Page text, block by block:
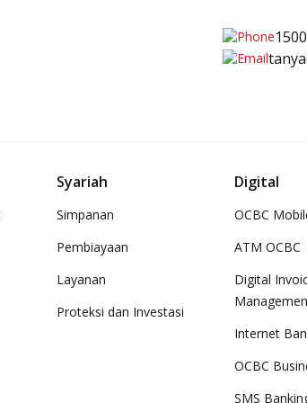
Syariah
Simpanan
Pembiayaan
Layanan
Proteksi dan Investasi
Digital
OCBC
ATM OCBC
Digital
Internet
OCBC
SMS